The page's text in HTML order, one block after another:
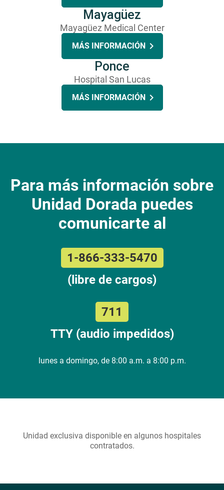
Mayagüez
Mayagüez Medical Center
MÁS INFORMACIÓN
Ponce
Hospital San Lucas
MÁS INFORMACIÓN
Para más información sobre
Unidad Dorada puedes
comunicarte al
1-866-333-5470
(libre de cargos)
711
TTY (audio impedidos)
lunes a domingo, de 8:00 a.m. a 8:00 p.m.
Unidad exclusiva disponible en algunos hospitales
contratados.